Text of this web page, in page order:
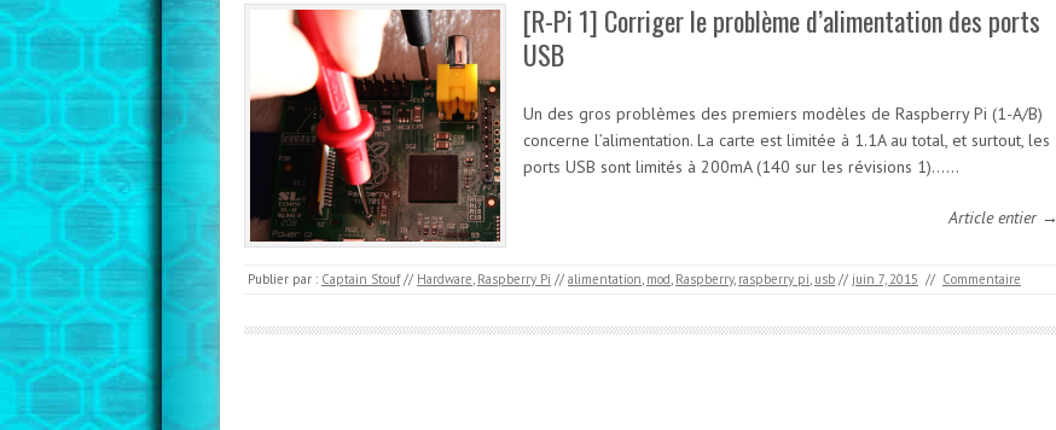
[R-Pi 1] Corriger le problème d’alimentation des ports
USB
Un des gros problèmes des premiers modèles de Raspberry Pi (1-A/B)
concerne l’alimentation. La carte est limitée à 1.1A au total, et surtout, les
ports USB sont limités à 200mA (140 sur les révisions 1)……
Article entier →
Publier par : Captain Stouf // Hardware, Raspberry Pi // alimentation, mod, Raspberry, raspberry pi, usb // juin 7, 2015 // Commentaire